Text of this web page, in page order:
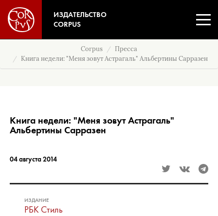
ИЗДАТЕЛЬСТВО
CORPUS
Corpus
Пресса
Книга недели: "Меня зовут Астрагаль" Альбертины Сарразен
Книга недели: "Меня зовут Астрагаль"
Альбертины Сарразен
04 августа 2014
ИЗДАНИЕ
РБК Стиль